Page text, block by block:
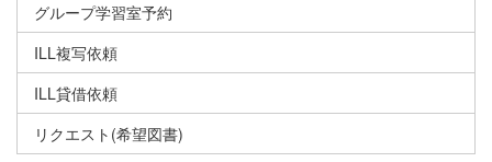
グループ学習室予約
ILL複写依頼
ILL貸借依頼
リクエスト(希望図書)